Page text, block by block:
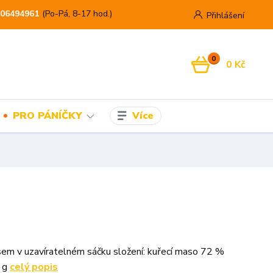
Přihlášení
(Po-Pá, 8-17 hod.)
0 0 Kč
PRO PÁNÍČKY Více
v uzavíratelném sáčku složení: kuřecí maso 72 %
celý popis